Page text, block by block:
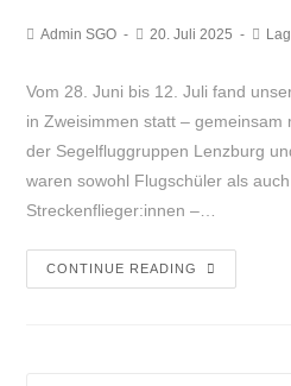
Admin SGO 20. Juli 2025
Vom 28. Juni bis 12. Juli fand
in Zweisimmen statt – gemeinsam
der Segelfluggruppen Lenzburg
waren sowohl Flugschüler als
Streckenflieger:innen –…
CONTINUE READING